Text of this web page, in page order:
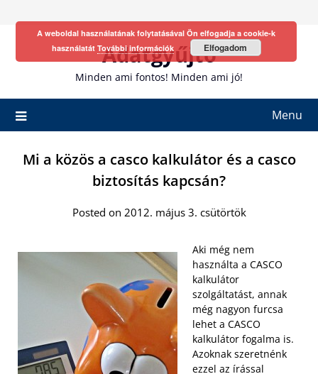
Adatgyűjtő
Minden ami fontos! Minden ami jó!
Menu
Mi a közös a casco kalkulátor és a casco
biztosítás kapcsán?
Posted on 2012. május 3. csütörtök
Aki még nem
használta a CASCO
kalkulátor
szolgáltatást, annak
még nagyon furcsa
lehet a CASCO
kalkulátor fogalma is.
Azoknak szeretnénk
ezzel az írással
A weboldal használatának folytatásával Ön elfogadja a cookie-k
használatát További információk Elfogadom